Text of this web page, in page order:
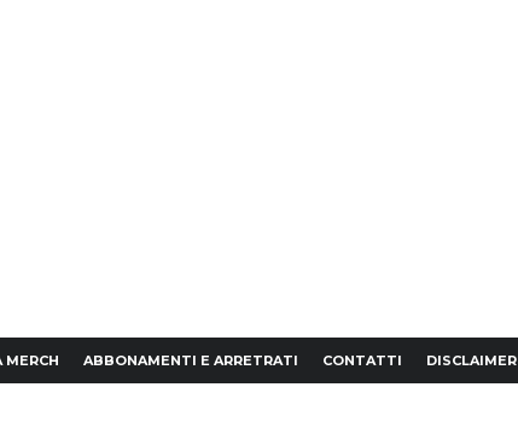
MERCH ABBONAMENTI E ARRETRATI CONTATTI DISCLAIMER